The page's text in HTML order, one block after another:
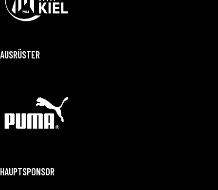
AUSRÜSTER
HAUPTSPONSOR